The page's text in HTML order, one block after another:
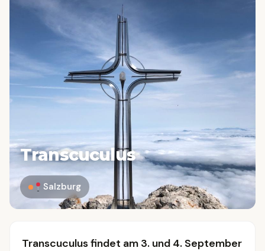
Transcuculus
Salzburg
Transcuculus findet am 3. und 4. September